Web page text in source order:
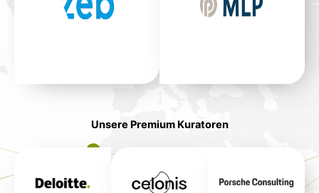
Unsere Premium Kuratoren